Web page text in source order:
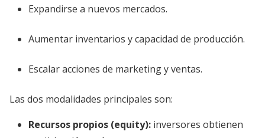
Expandirse a nuevos mercados.
Aumentar inventarios y capacidad de producción.
Escalar acciones de marketing y ventas.
Las dos modalidades principales son:
Recursos propios (equity): inversores obtienen